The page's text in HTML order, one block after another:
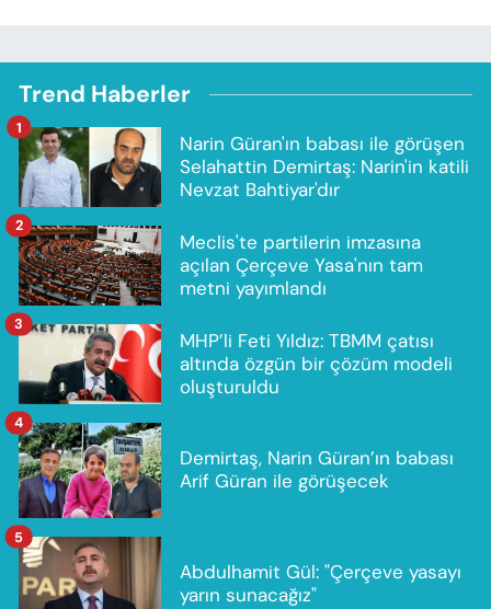
Trend Haberler
Narin Güran'ın babası ile görüşen
Selahattin Demirtaş: Narin'in katili
Nevzat Bahtiyar'dır
1
Meclis'te partilerin imzasına
açılan Çerçeve Yasa'nın tam
metni yayımlandı
2
MHP’li Feti Yıldız: TBMM çatısı
altında özgün bir çözüm modeli
oluşturuldu
3
Demirtaş, Narin Güran’ın babası
Arif Güran ile görüşecek
4
Abdulhamit Gül: "Çerçeve yasayı
yarın sunacağız"
5